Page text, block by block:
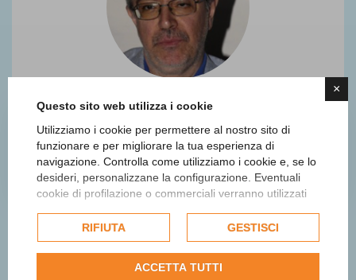
×
Questo sito web utilizza i cookie
Utilizziamo i cookie per permettere al nostro sito di
funzionare e per migliorare la tua esperienza di
navigazione. Controlla come utilizziamo i cookie e, se lo
desideri, personalizzane la configurazione. Eventuali
cookie di profilazione o commerciali verranno utilizzati
dell'utente e, se consentito, potrebbero essere utilizzati
per personalizzare gli annunci pubblicitari. Per ulteriori
informazioni su come Google utilizza i dati raccolti,
politica sulla privacy di Google
RIFIUTA GESTISCI
ACCETTA TUTTI
Sergio Pent
Giurato